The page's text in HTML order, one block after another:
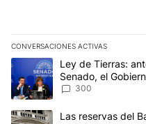
CONVERSACIONES ACTIVAS
Este listado muestra los
Un artículo de tendencia
Ley de Tierras:
Senado, el
del proyecto
300
Un artículo de tendencia con
Las reservas del